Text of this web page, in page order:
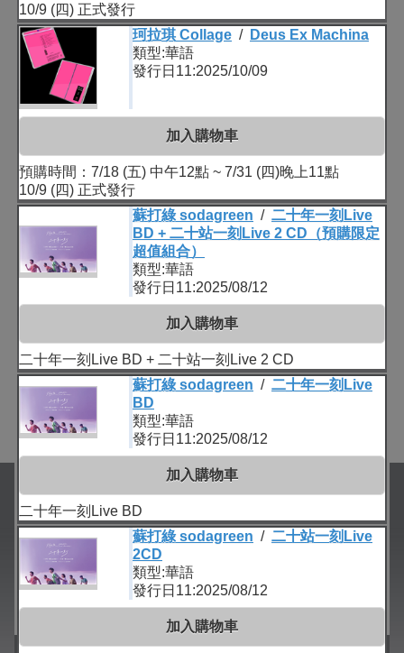
10/9 (四) 正式發行
珂拉琪 Collage / Deus Ex Machina
類型:華語
發行日11:2025/10/09
加入購物車
預購時間：7/18 (五) 中午12點 ~ 7/31 (四)晚上11點
10/9 (四) 正式發行
蘇打綠 sodagreen / 二十年一刻Live
BD + 二十站一刻Live 2 CD（預購限定
超值組合）
類型:華語
發行日11:2025/08/12
加入購物車
二十年一刻Live BD + 二十站一刻Live 2 CD
蘇打綠 sodagreen / 二十年一刻Live
BD
類型:華語
發行日11:2025/08/12
加入購物車
二十年一刻Live BD
蘇打綠 sodagreen / 二十站一刻Live
2CD
類型:華語
發行日11:2025/08/12
加入購物車